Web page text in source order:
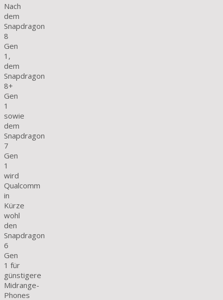
Nach
dem
Snapdragon
8
Gen
1,
dem
Snapdragon
8+
Gen
1
sowie
dem
Snapdragon
7
Gen
1
wird
Qualcomm
in
Kürze
wohl
den
Snapdragon
6
Gen
1 für
günstigere
Midrange-
Phones